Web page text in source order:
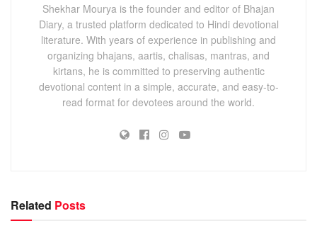
Shekhar Mourya is the founder and editor of Bhajan
Diary, a trusted platform dedicated to Hindi devotional
literature. With years of experience in publishing and
organizing bhajans, aartis, chalisas, mantras, and
kirtans, he is committed to preserving authentic
devotional content in a simple, accurate, and easy-to-
read format for devotees around the world.
Related Posts